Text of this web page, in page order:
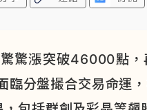
驚漲突破46000點
分盤撮合交易命運